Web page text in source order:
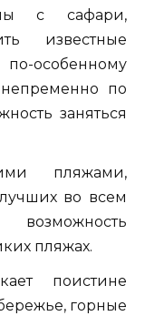
с сафари,
известные
особенному
по
заняться
пляжами,
во всем
пляжах.
поистине
горные